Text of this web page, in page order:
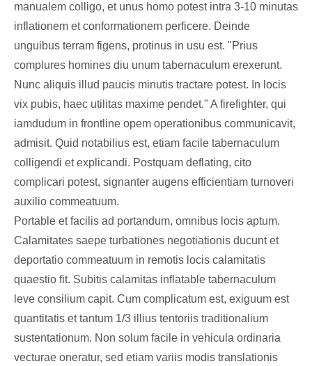
manualem colligo, et unus homo potest intra 3-10 minutas
inflationem et conformationem perficere. Deinde
unguibus terram figens, protinus in usu est. "Prius
complures homines diu unum tabernaculum erexerunt.
Nunc aliquis illud paucis minutis tractare potest. In locis
vix pubis, haec utilitas maxime pendet." A firefighter, qui
iamdudum in frontline opem operationibus communicavit,
admisit. Quid notabilius est, etiam facile tabernaculum
colligendi et explicandi. Postquam deflating, cito
complicari potest, signanter augens efficientiam turnoveri
auxilio commeatuum.
Portable et facilis ad portandum, omnibus locis aptum.
Calamitates saepe turbationes negotiationis ducunt et
deportatio commeatuum in remotis locis calamitatis
quaestio fit. Subitis calamitas inflatable tabernaculum
leve consilium capit. Cum complicatum est, exiguum est
quantitatis et tantum 1/3 illius tentoriis traditionalium
sustentationum. Non solum facile in vehicula ordinaria
vecturae oneratur, sed etiam variis modis translationis